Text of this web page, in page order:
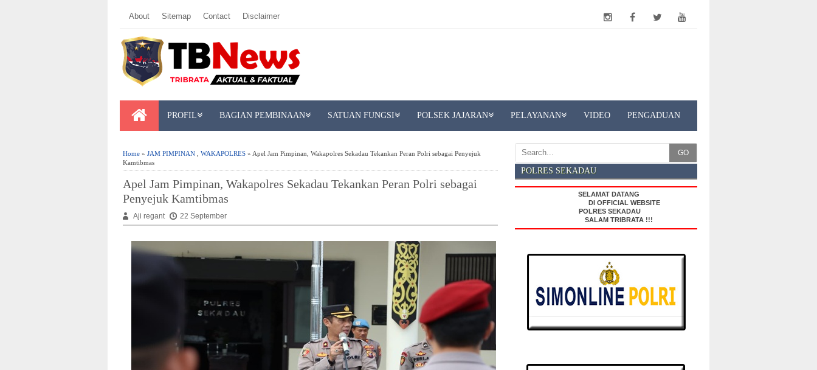
About Sitemap Contact Disclaimer
PROFIL BAGIAN PEMBINAAN SATUAN FUNGSI POLSEK JAJARAN PELAYANAN VIDEO PENGADUAN
Home » JAM PIMPINAN WAKAPOLRES » Apel Jam Pimpinan, Wakapolres Sekadau Tekankan Peran Polri sebagai Penyejuk
Kamtibmas
Apel Jam Pimpinan, Wakapolres Sekadau Tekankan Peran Polri sebagai
Penyejuk Kamtibmas
Aji regant 22 September
GO
POLRES SEKADAU
SELAMAT DATANG
DI OFFICIAL WEBSITE
POLRES SEKADAU
SALAM TRIBRATA !!!